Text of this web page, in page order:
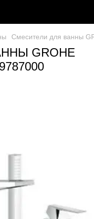
Смесители для ванны
GROHE